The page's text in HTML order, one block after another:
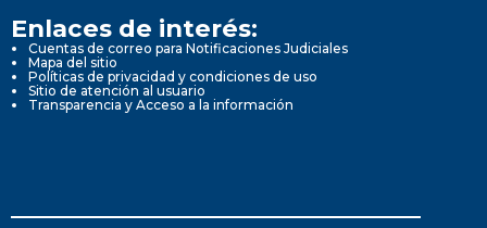
Enlaces de interés:
Cuentas de correo para Notificaciones Judiciales
Mapa del sitio
Políticas de privacidad y condiciones de uso
Sitio de atención al usuario
Transparencia y Acceso a la información